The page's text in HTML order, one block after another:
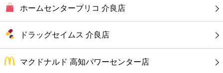
書店
ファミレス
ホームセンターブリコ 介良店
ドラッグセイムス 介良店
マクドナルド 高知パワーセンター店